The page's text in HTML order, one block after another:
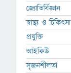
জ্যোতির্বিজ্ঞান
স্বাস্থ্য ও চিকিৎসা
প্রযুক্তি
আইকিউ
সৃজনশীলতা